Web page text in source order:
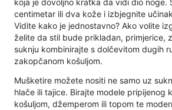
koja je dovoljno kratka da vidi dio noge.
centimetar ili dva kože i izbjegnite
Vidite kako je jednostavno? Ako volite
želite da stil bude prikladan, primjerice,
suknju kombinirajte s dolčevitom dugih
zakopčanom košuljom.
Mušketire možete nositi ne samo uz
hlače ili tajice. Birajte modele pripijenog
košuljom, džemperom ili topom te